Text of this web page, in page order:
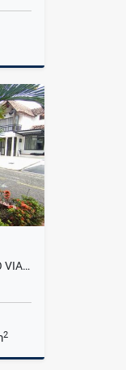
VENTA CASA CONJUNTO ANILLO VIAL HACARITAMA
2